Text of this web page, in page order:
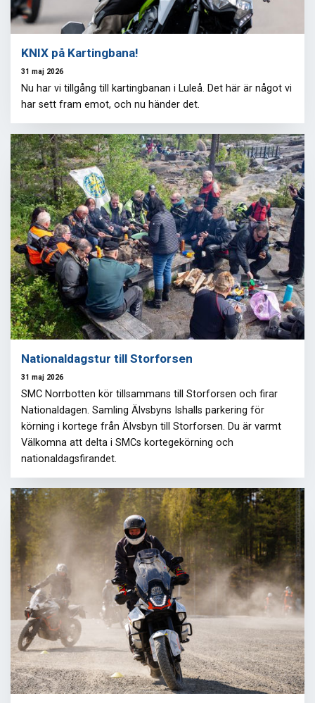
KNIX på Kartingbana!
31 maj 2026
Nu har vi tillgång till kartingbanan i Luleå. Det här är något vi
har sett fram emot, och nu händer det.
Nationaldagstur till Storforsen
31 maj 2026
SMC Norrbotten kör tillsammans till Storforsen och firar
Nationaldagen. Samling Älvsbyns Ishalls parkering för
körning i kortege från Älvsbyn till Storforsen. Du är varmt
Välkomna att delta i SMCs kortegekörning och
nationaldagsfirandet.